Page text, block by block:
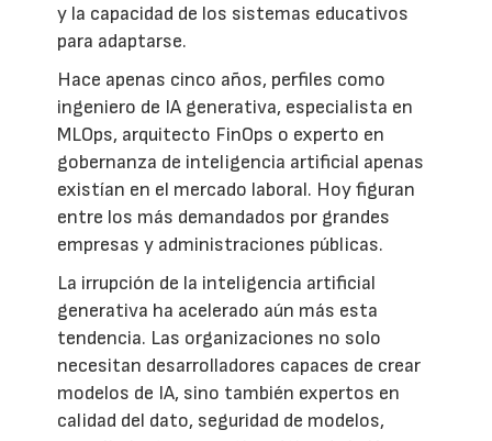
y la capacidad de los sistemas educativos
para adaptarse.
Hace apenas cinco años, perfiles como
ingeniero de IA generativa, especialista en
MLOps, arquitecto FinOps o experto en
gobernanza de inteligencia artificial apenas
existían en el mercado laboral. Hoy figuran
entre los más demandados por grandes
empresas y administraciones públicas.
La irrupción de la inteligencia artificial
generativa ha acelerado aún más esta
tendencia. Las organizaciones no solo
necesitan desarrolladores capaces de crear
modelos de IA, sino también expertos en
calidad del dato, seguridad de modelos,